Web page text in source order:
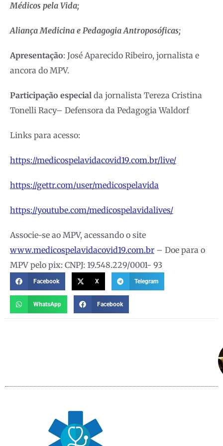
Médicos pela Vida;
Aliança Medicina e Pedagogia Antroposóficas;
Apresentação: José Aparecido Ribeiro, jornalista e
ancora do MPV.
Participação especial da jornalista Tereza Cristina
Tonelli Racy– Defensora da Pedagogia Waldorf
Links para acesso:
https://medicospelavidacovid19.com.br/live/
https://gettr.com/user/medicospelavida
https://youtube.com/medicospelavidalives/
Associe-se ao MPV, acessando o site
www.medicospelavidacovid19.com.br – Doe para o
MPV pelo pix: CNPJ: 19.548.229/0001- 93
Facebook X Telegram
WhatsApp Facebook